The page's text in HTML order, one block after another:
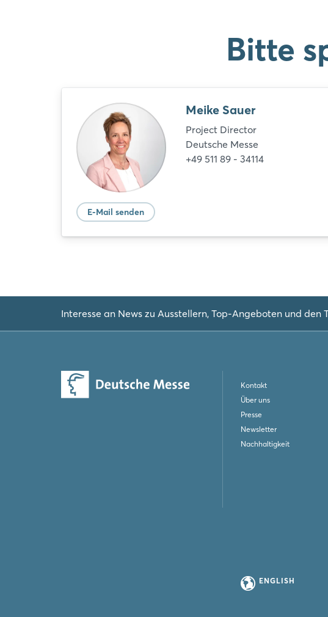
Bitte
Meike Sauer
Project Director
Deutsche Messe
+49 511 89 - 34114
E-Mail senden
Interesse an News zu Ausstellern, Top-Angeboten und den
Kontakt
Über uns
Presse
Newsletter
Nachhaltigkeit
ENGLISH